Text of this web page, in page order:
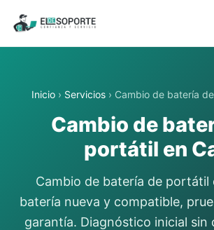
Inicio› Servicios› Cambio de batería
Cambio de
portátil en
Cambio de batería de portátil
batería nueva y compatible,
garantía. Diagnóstico inicial sin